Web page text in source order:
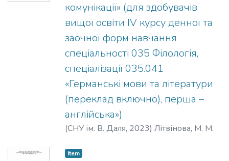
комунікації» (для здобувачів
вищої освіти ІV курсу денної та
заочної форм навчання
спеціальності 035 Філологія,
спеціалізації 035.041
«Германські мови та літератури
(переклад включно), перша –
англійська»)
(СНУ ім. В. Даля, 2023) Літвінова, М. М.
Item